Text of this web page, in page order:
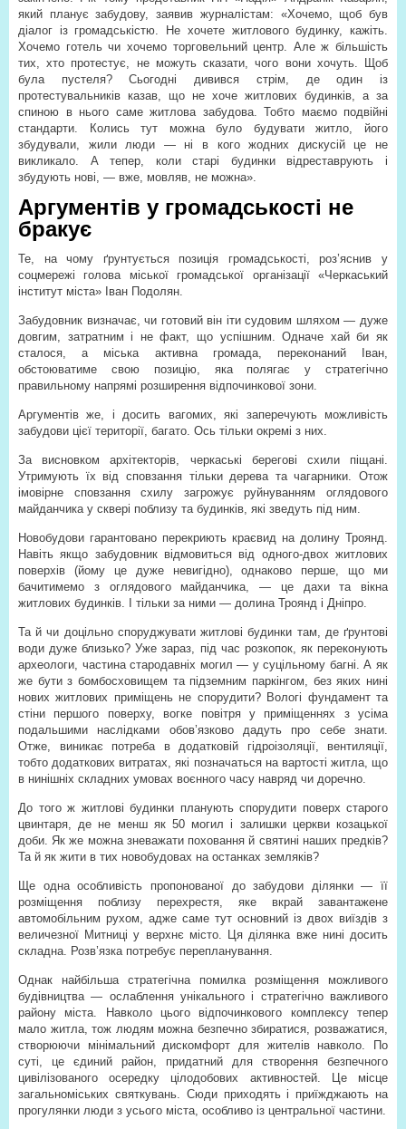
який планує забудову, заявив журналістам: «Хочемо, щоб був
діалог із громадськістю. Не хочете житлового будинку, кажіть.
Хочемо готель чи хочемо торговельний центр. Але ж більшість
тих, хто протестує, не можуть сказати, чого вони хочуть. Щоб
була пустеля? Сьогодні дивився стрім, де один із
протестувальників казав, що не хоче житлових будинків, а за
спиною в нього саме житлова забудова. Тобто маємо подвійні
стандарти. Колись тут можна було будувати житло, його
збудували, жили люди — ні в кого жодних дискусій це не
викликало. А тепер, коли старі будинки відреставрують і
збудують нові, — вже, мовляв, не можна».
Аргументів у громадськості не
бракує
Те, на чому ґрунтується позиція громадськості, роз’яснив у
соцмережі голова міської громадської організації «Черкаський
інститут міста» Іван Подолян.
Забудовник визначає, чи готовий він іти судовим шляхом — дуже
довгим, затратним і не факт, що успішним. Одначе хай би як
сталося, а міська активна громада, переконаний Іван,
обстоюватиме свою позицію, яка полягає у стратегічно
правильному напрямі розширення відпочинкової зони.
Аргументів же, і досить вагомих, які заперечують можливість
забудови цієї території, багато. Ось тільки окремі з них.
За висновком архітекторів, черкаські берегові схили піщані.
Утримують їх від сповзання тільки дерева та чагарники. Отож
імовірне сповзання схилу загрожує руйнуванням оглядового
майданчика у сквері поблизу та будинків, які зведуть під ним.
Новобудови гарантовано перекриють краєвид на долину Троянд.
Навіть якщо забудовник відмовиться від одного-двох житлових
поверхів (йому це дуже невигідно), однаково перше, що ми
бачитимемо з оглядового майданчика, — це дахи та вікна
житлових будинків. І тільки за ними — долина Троянд і Дніпро.
Та й чи доцільно споруджувати житлові будинки там, де ґрунтові
води дуже близько? Уже зараз, під час розкопок, як переконують
археологи, частина стародавніх могил — у суцільному багні. А як
же бути з бомбосховищем та підземним паркінгом, без яких нині
нових житлових приміщень не спорудити? Вологі фундамент та
стіни першого поверху, вогке повітря у приміщеннях з усіма
подальшими наслідками обов’язково дадуть про себе знати.
Отже, виникає потреба в додатковій гідроізоляції, вентиляції,
тобто додаткових витратах, які позначаться на вартості житла, що
в нинішніх складних умовах воєнного часу навряд чи доречно.
До того ж житлові будинки планують спорудити поверх старого
цвинтаря, де не менш як 50 могил і залишки церкви козацької
доби. Як же можна зневажати поховання й святині наших предків?
Та й як жити в тих новобудовах на останках земляків?
Ще одна особливість пропонованої до забудови ділянки — її
розміщення поблизу перехрестя, яке вкрай завантажене
автомобільним рухом, адже саме тут основний із двох виїздів з
величезної Митниці у верхнє місто. Ця ділянка вже нині досить
складна. Розв’язка потребує перепланування.
Однак найбільша стратегічна помилка розміщення можливого
будівництва — ослаблення унікального і стратегічно важливого
району міста. Навколо цього відпочинкового комплексу тепер
мало житла, тож людям можна безпечно збиратися, розважатися,
створюючи мінімальний дискомфорт для жителів навколо. По
суті, це єдиний район, придатний для створення безпечного
цивілізованого осередку цілодобових активностей. Це місце
загальноміських святкувань. Сюди приходять і приїжджають на
прогулянки люди з усього міста, особливо із центральної частини.